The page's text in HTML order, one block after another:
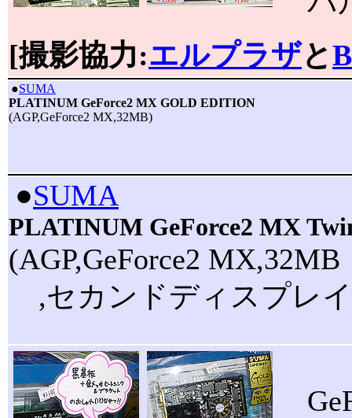
[撮影協力:エルプラザと
●SUMA
PLATINUM GeForce2 MX GOLD EDITION
(AGP,GeForce2 MX,32MB)
●SUMA
PLATINUM GeForce2 MX
(AGP,GeForce2 MX,32MB
,セカンドディスプレ